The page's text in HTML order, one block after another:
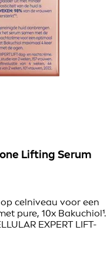
Lifting Serum
op celniveau voor een
pure, 10x Bakuchiol¹.
EXPERT LIFT-